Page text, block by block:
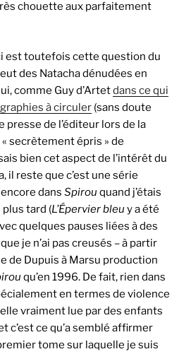
chouette aux parfaitement
est toutefois cette question du
des Natacha dénudées en
comme Guy d’Artetdans ce qui
à circuler (sans doute
presse de l’éditeur lors de la
secrètement épris » de
bien cet aspect de l’intérêt du
il reste que c’est une série
dans Spirou quand j’étais
tard (L’Épervier bleu y a été
quelques pauses liées à des
je n’ai pas creusés – à partir
de Dupuis à Marsu production
qu’en 1996. De fait, rien dans
en termes de violence
vraiment lue par des enfants
c’est ce qu’a semblé affirmer
tome sur laquelle je suis